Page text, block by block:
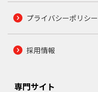
プライバシーポリシー
採用情報
専門サイト